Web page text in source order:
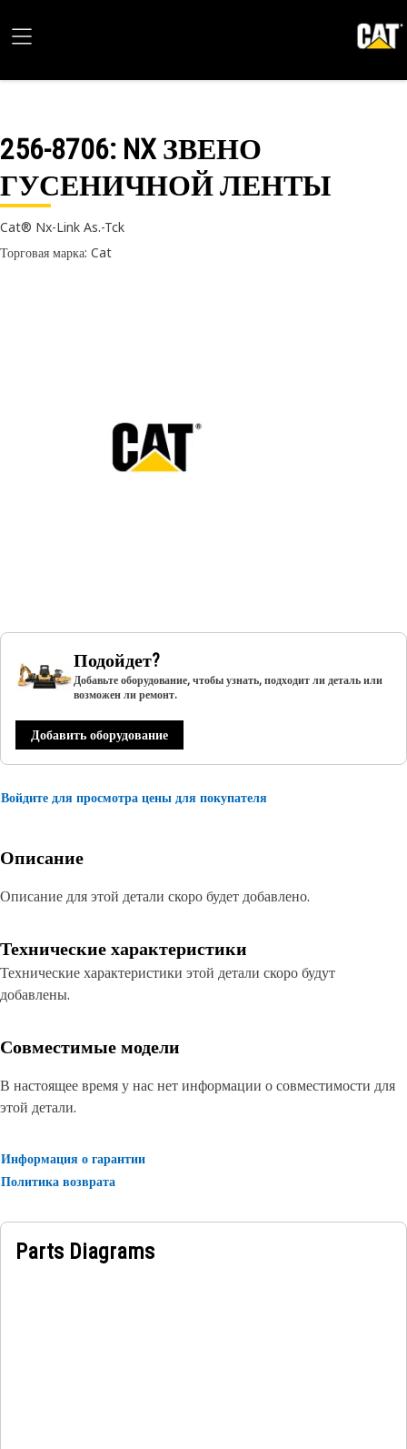
256-8706: NX ЗВЕНО
ГУСЕНИЧНОЙ ЛЕНТЫ
Cat® Nx-Link As.-Tck
Торговая марка: Cat
Подойдет?
Добавьте оборудование, чтобы узнать, подходит ли деталь или
возможен ли ремонт.
Добавить оборудование
Войдите для просмотра цены для покупателя
Описание
Описание для этой детали скоро будет добавлено.
Технические характеристики
Технические характеристики этой детали скоро будут
добавлены.
Совместимые модели
В настоящее время у нас нет информации о совместимости для
этой детали.
Информация о гарантии
Политика возврата
Parts Diagrams